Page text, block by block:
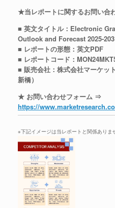
★当レポートに関するお問い合
■ 英文タイトル：Electronic
Outlook and Forecast 2025-
■ レポートの形態：英文PDF
■ レポートコード：
■ 販売会社：株式会社マーケッ
新橋）
★ お問い合わせフォーム ⇒
https://
※下記イメージは当レポートと関係ありま